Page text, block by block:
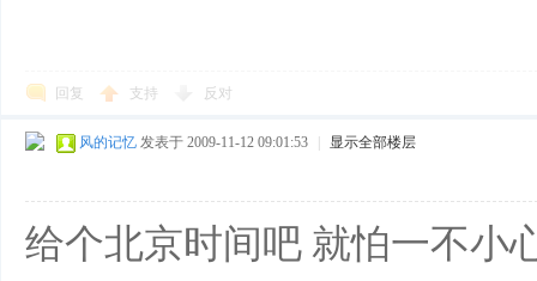
回复 支持 反对
风的记忆 发表于 2009-11-12 09:01:53 显示全部楼层
给个北京时间吧 就怕一不小